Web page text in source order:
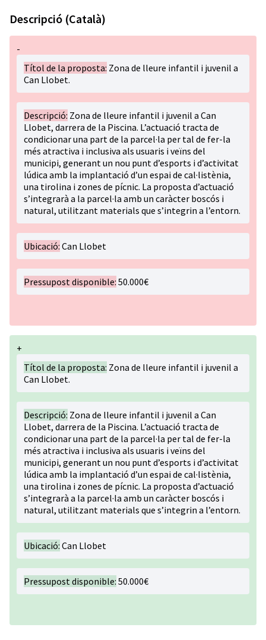
Descripció (Català)
-
Títol de la proposta: Zona de lleure infantil i juvenil a
Can Llobet.
Descripció: Zona de lleure infantil i juvenil a Can
Llobet, darrera de la Piscina. L’actuació tracta de
condicionar una part de la parcel·la per tal de fer-la
més atractiva i inclusiva als usuaris i veïns del
municipi, generant un nou punt d’esports i d’activitat
lúdica amb la implantació d’un espai de cal·listènia,
una tirolina i zones de pícnic. La proposta d’actuació
s’integrarà a la parcel·la amb un caràcter boscós i
natural, utilitzant materials que s’integrin a l’entorn.
Ubicació: Can Llobet
Pressupost disponible: 50.000€
+
Títol de la proposta: Zona de lleure infantil i juvenil a
Can Llobet.
Descripció: Zona de lleure infantil i juvenil a Can
Llobet, darrera de la Piscina. L’actuació tracta de
condicionar una part de la parcel·la per tal de fer-la
més atractiva i inclusiva als usuaris i veïns del
municipi, generant un nou punt d’esports i d’activitat
lúdica amb la implantació d’un espai de cal·listènia,
una tirolina i zones de pícnic. La proposta d’actuació
s’integrarà a la parcel·la amb un caràcter boscós i
natural, utilitzant materials que s’integrin a l’entorn.
Ubicació: Can Llobet
Pressupost disponible: 50.000€